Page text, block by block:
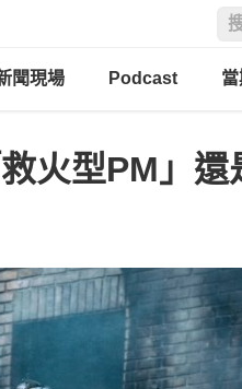
聞現場 Podcast
火型PM」還